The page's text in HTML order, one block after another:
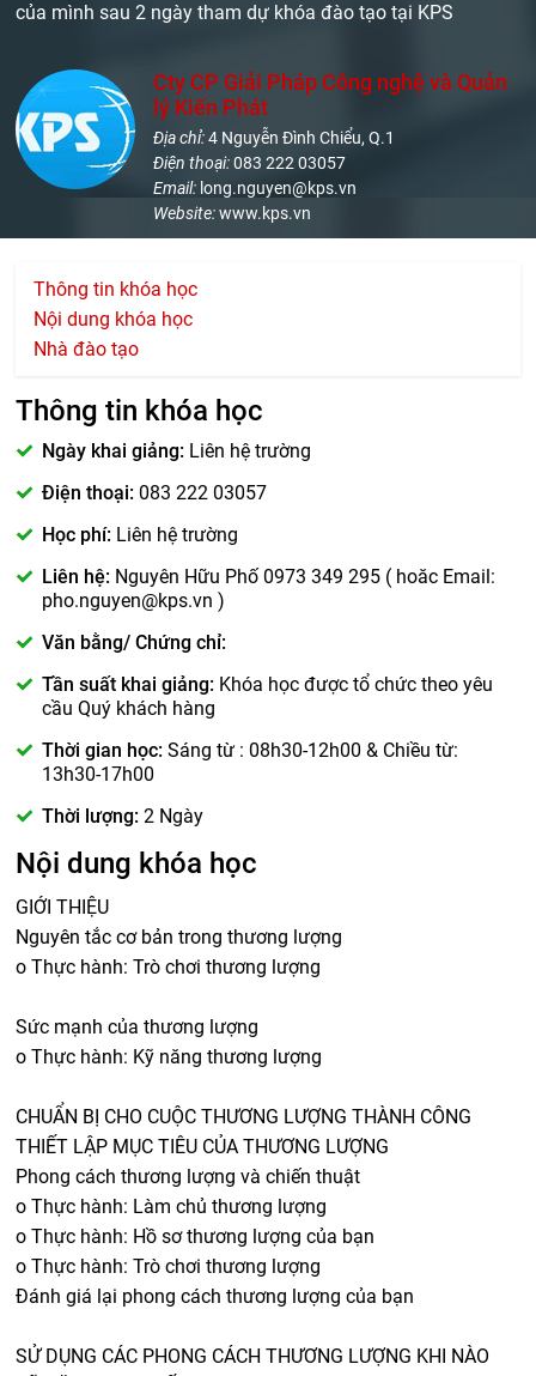
của mình sau 2 ngày tham dự khóa đào tạo tại KPS
Cty CP Giải Pháp Công nghệ và Quản
lý Kiến Phát
Địa chỉ:4 Nguyễn Đình Chiểu, Q.1
Điện thoại:083 222 03057
Email: long.nguyen@kps.vn
Website:www.kps.vn
Thông tin khóa học
Nội dung khóa học
Nhà đào tạo
Thông tin khóa học
Ngày khai giảng: Liên hệ trường
Điện thoại: 083 222 03057
Học phí: Liên hệ trường
Liên hệ: Nguyên Hữu Phố 0973 349 295 ( hoăc Email:
pho.nguyen@kps.vn )
Văn bằng/ Chứng chỉ:
Tần suất khai giảng: Khóa học được tổ chức theo yêu
cầu Quý khách hàng
Thời gian học: Sáng từ : 08h30-12h00 & Chiều từ:
13h30-17h00
Thời lượng: 2 Ngày
Nội dung khóa học
GIỚI THIỆU
Nguyên tắc cơ bản trong thương lượng
o Thực hành: Trò chơi thương lượng
Sức mạnh của thương lượng
o Thực hành: Kỹ năng thương lượng
CHUẨN BỊ CHO CUỘC THƯƠNG LƯỢNG THÀNH CÔNG
THIẾT LẬP MỤC TIÊU CỦA THƯƠNG LƯỢNG
Phong cách thương lượng và chiến thuật
o Thực hành: Làm chủ thương lượng
o Thực hành: Hồ sơ thương lượng của bạn
o Thực hành: Trò chơi thương lượng
Đánh giá lại phong cách thương lượng của bạn
SỬ DỤNG CÁC PHONG CÁCH THƯƠNG LƯỢNG KHI NÀO